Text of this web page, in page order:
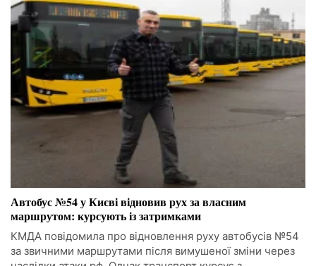
Автобус №54 у Києві відновив рух за власним
маршрутом: курсують із затримками
КМДА повідомила про відновлення руху автобусів №54
за звичними маршрутами після вимушеної зміни через